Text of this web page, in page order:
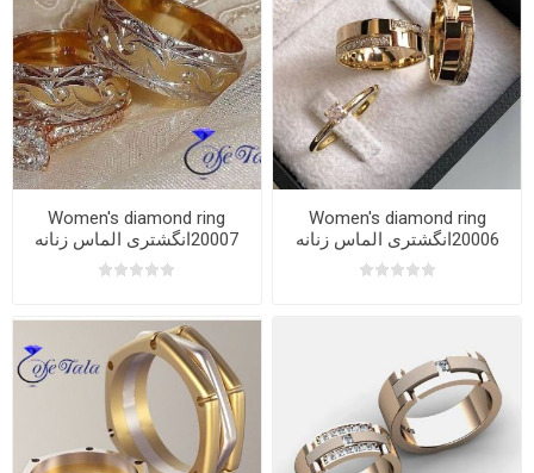
Women's diamond ring
20006انگشتری الماس زنانه
Women's diamond ring
20007انگشتری الماس زنانه